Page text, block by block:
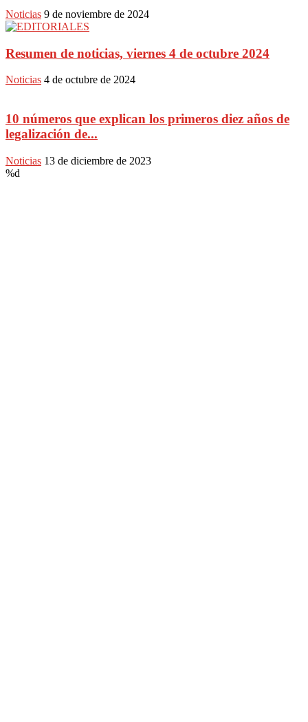
Noticias 9 de noviembre de 2024
Resumen de noticias, viernes 4 de octubre 2024
Noticias 4 de octubre de 2024
10 números que explican los primeros diez años de
legalización de...
Noticias 13 de diciembre de 2023
%d